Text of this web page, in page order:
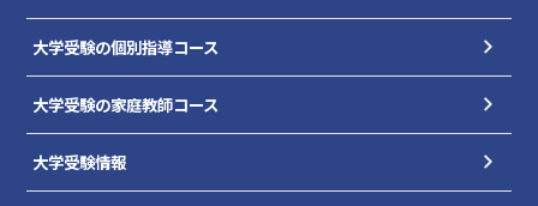
大学受験の個別指導コース
大学受験の家庭教師コース
大学受験情報